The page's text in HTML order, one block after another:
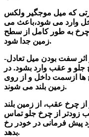
که
وارد می شود،باعث می
چرخ به طور کامل از سطح
زمین جدا شود.
اثر سفت بودن میل تعادل
و عقب وارد بشود. در
ها ازسمت داخل و از روی
زمین بلند می شوند.
چرخ عقب، از زمین بلند
زودتر از چرخ جلو تماس
پیش فرمانی در خودر رخ
بدهد.